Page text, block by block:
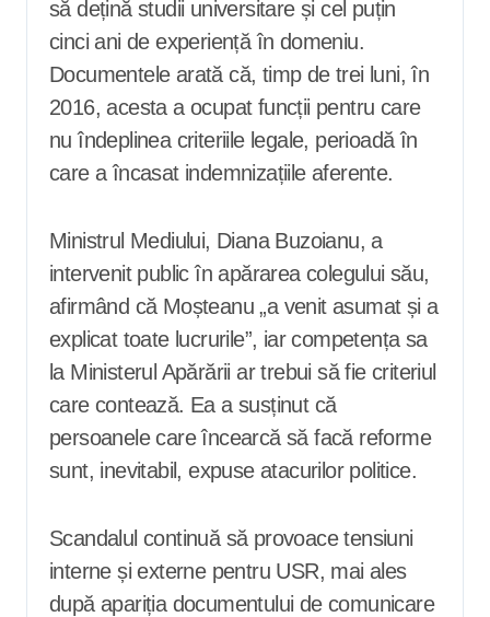
să dețină studii universitare și cel puțin
cinci ani de experiență în domeniu.
Documentele arată că, timp de trei luni, în
2016, acesta a ocupat funcții pentru care
nu îndeplinea criteriile legale, perioadă în
care a încasat indemnizațiile aferente.
Ministrul Mediului, Diana Buzoianu, a
intervenit public în apărarea colegului său,
afirmând că Moșteanu „a venit asumat și a
explicat toate lucrurile”, iar competența sa
la Ministerul Apărării ar trebui să fie criteriul
care contează. Ea a susținut că
persoanele care încearcă să facă reforme
sunt, inevitabil, expuse atacurilor politice.
Scandalul continuă să provoace tensiuni
interne și externe pentru USR, mai ales
după apariția documentului de comunicare